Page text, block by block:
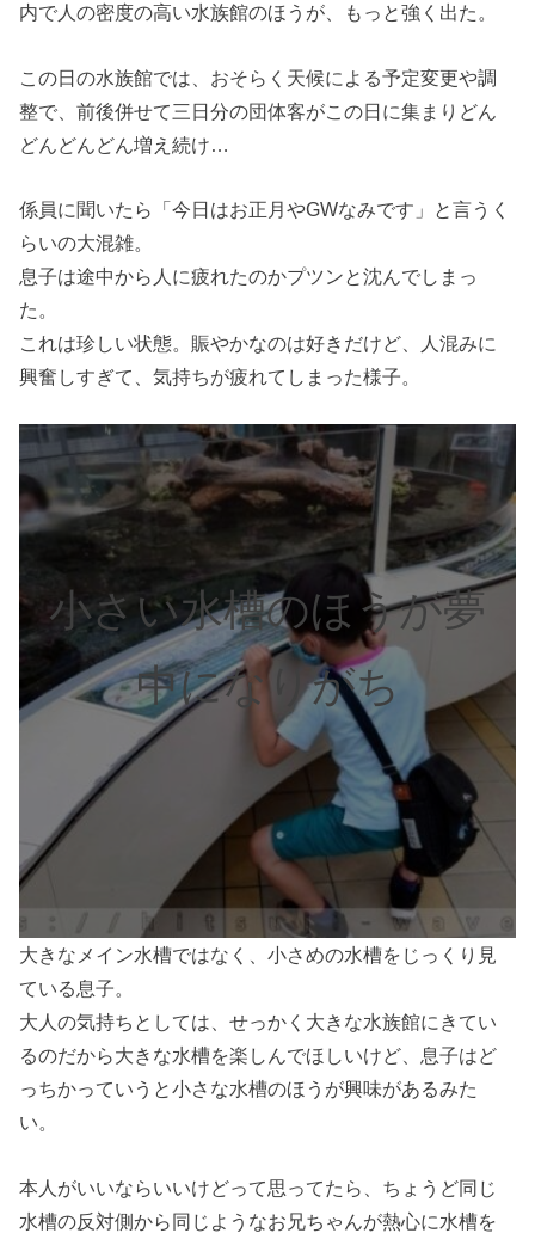
内で人の密度の高い水族館のほうが、もっと強く出た。
この日の水族館では、おそらく天候による予定変更や調
整で、前後併せて三日分の団体客がこの日に集まりどん
どんどんどん増え続け…
係員に聞いたら「今日はお正月やGWなみです」と言うく
らいの大混雑。
息子は途中から人に疲れたのかプツンと沈んでしまっ
た。
これは珍しい状態。賑やかなのは好きだけど、人混みに
興奮しすぎて、気持ちが疲れてしまった様子。
小さい水槽のほうが夢
中になりがち
大きなメイン水槽ではなく、小さめの水槽をじっくり見
ている息子。
大人の気持ちとしては、せっかく大きな水族館にきてい
るのだから大きな水槽を楽しんでほしいけど、息子はど
っちかっていうと小さな水槽のほうが興味があるみた
い。
本人がいいならいいけどって思ってたら、ちょうど同じ
水槽の反対側から同じようなお兄ちゃんが熱心に水槽を